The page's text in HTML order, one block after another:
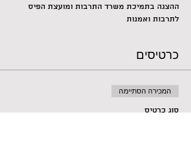
ההצגה בתמיכת משרד התרבות ומועצת הפיס
לתרבות ואמנות
כרטיסים
המכירה הסתיימה
סוג כרטיס